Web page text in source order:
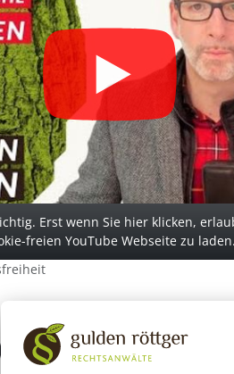
Erst wenn Sie hier klicken,
freien YouTube Webseite zu laden.